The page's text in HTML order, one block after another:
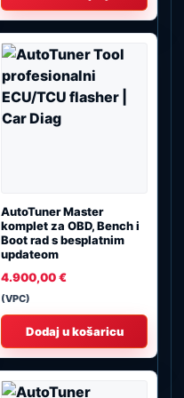
AutoTuner Master
komplet za OBD, Bench i
Boot rad s besplatnim
updateom
4.900,00€
(VPC)
Dodaj u košaricu